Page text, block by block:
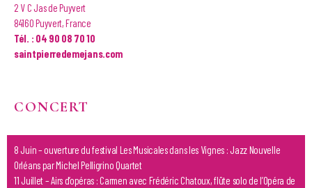
2 V C Jas de Puyvert
84160 Puyvert, France
Tél. : 04 90 08 70 10
saintpierredemejans.com
CONCERT
8 Juin – ouverture du festival Les Musicales dans les Vignes : Jazz Nouvelle
Orléans par Michel Pelligrino Quartet
11 Juillet – Airs d’opéras : Carmen avec Frédéric Chatoux, flûte solo de l’Opéra de